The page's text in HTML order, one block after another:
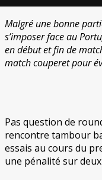
Malgré une bonne
s’imposer face au
en début et fin de
match couperet pour
Pas question de
rencontre tambour
essais au cours du
une pénalité sur